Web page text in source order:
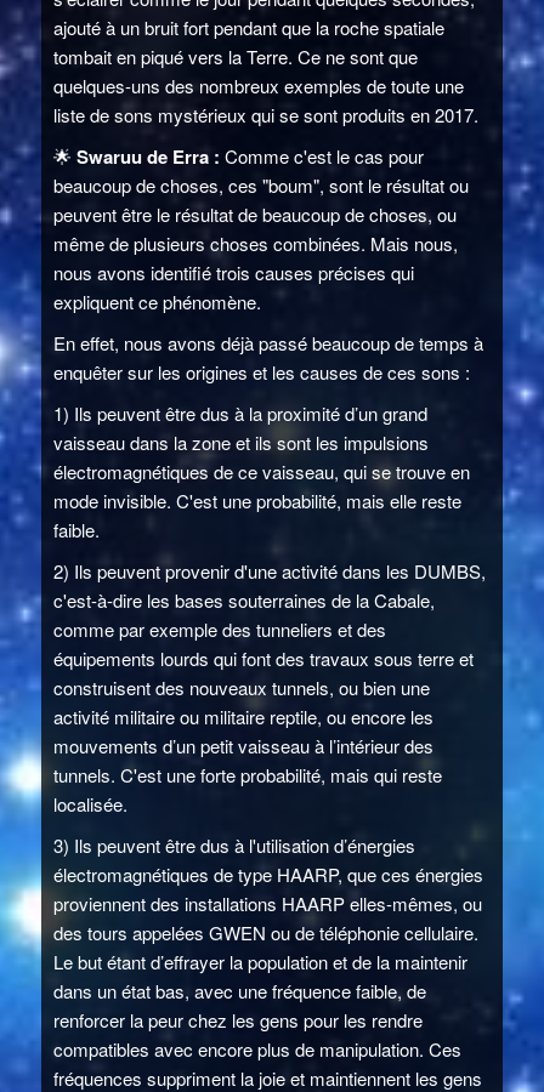
ajouté à un bruit fort pendant que la roche spatiale
tombait en piqué vers la Terre. Ce ne sont que
quelques-uns des nombreux exemples de toute une
liste de sons mystérieux qui se sont produits en 2017.
🌟 Swaruu de Erra : Comme c'est le cas pour
beaucoup de choses, ces "boum", sont le résultat ou
peuvent être le résultat de beaucoup de choses, ou
même de plusieurs choses combinées. Mais nous,
nous avons identifié trois causes précises qui
expliquent ce phénomène.
En effet, nous avons déjà passé beaucoup de temps à
enquêter sur les origines et les causes de ces sons :
1) Ils peuvent être dus à la proximité d’un grand
vaisseau dans la zone et ils sont les impulsions
électromagnétiques de ce vaisseau, qui se trouve en
mode invisible. C'est une probabilité, mais elle reste
faible.
2) Ils peuvent provenir d'une activité dans les DUMBS,
c'est-à-dire les bases souterraines de la Cabale,
comme par exemple des tunneliers et des
équipements lourds qui font des travaux sous terre et
construisent des nouveaux tunnels, ou bien une
activité militaire ou militaire reptile, ou encore les
mouvements d’un petit vaisseau à l’intérieur des
tunnels. C'est une forte probabilité, mais qui reste
localisée.
3) Ils peuvent être dus à l'utilisation d’énergies
électromagnétiques de type HAARP, que ces énergies
proviennent des installations HAARP elles-mêmes, ou
des tours appelées GWEN ou de téléphonie cellulaire.
Le but étant d’effrayer la population et de la maintenir
dans un état bas, avec une fréquence faible, de
renforcer la peur chez les gens pour les rendre
compatibles avec encore plus de manipulation. Ces
fréquences suppriment la joie et maintiennent les gens